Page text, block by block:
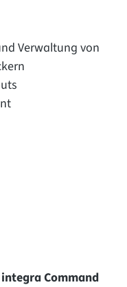
Verwaltung von
Command